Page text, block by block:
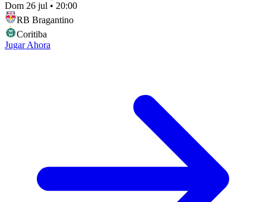
Dom 26 jul • 20:00
RB Bragantino
Coritiba
Jugar Ahora